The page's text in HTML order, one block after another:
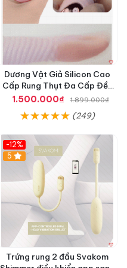
Dương Vật Giả Silicon Cao
Cấp Rung Thụt Đa Cấp Đều
SHP232
1.500.000₫ 1.899.000₫
(249)
-12%
5
Trứng rung 2 đầu Svakom